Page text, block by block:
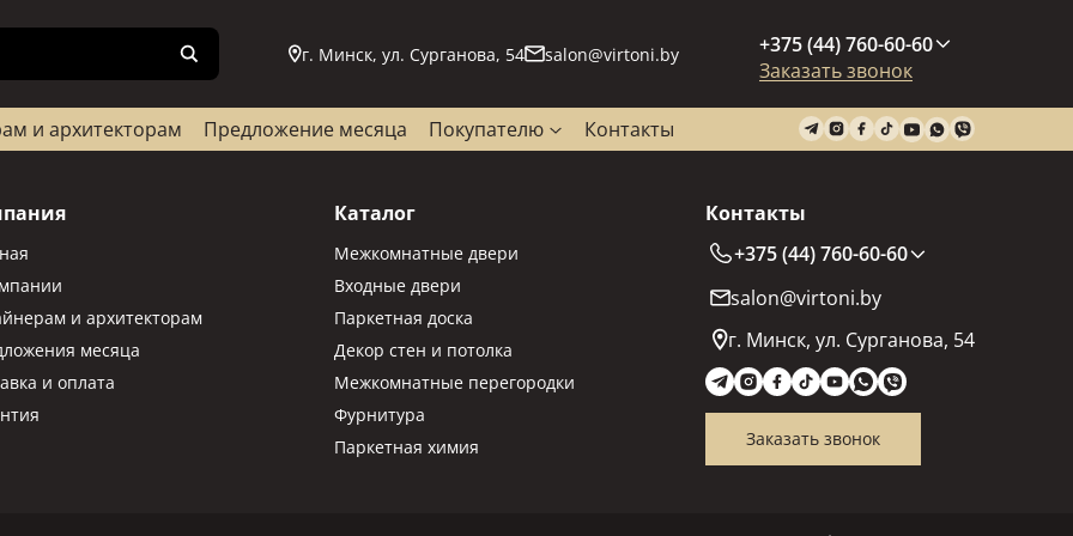
г. Минск, ул. Сурганова, 54 salon@virtoni.by
+375 (44) 760-60-60
Заказать звонок
и архитекторам Предложение месяца Покупателю Контакты
и архитекторам
месяца
и оплата
Каталог
Межкомнатные двери
Входные двери
Паркетная доска
Декор стен и потолка
Межкомнатные перегородки
Фурнитура
Паркетная химия
Контакты
+375 (44) 760-60-60
salon@virtoni.by
г. Минск, ул. Сурганова, 54
Заказать звонок